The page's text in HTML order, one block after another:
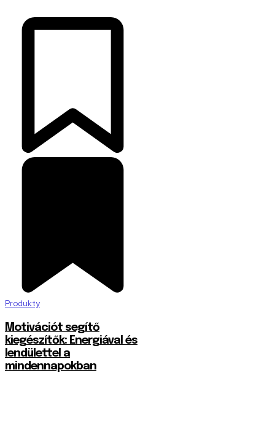
Produkty
Motivációt segítő
kiegészítők: Energiával és
lendülettel a
mindennapokban